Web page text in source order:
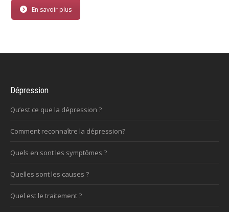
En savoir plus
Dépression
Qu’est ce que la dépression ?
Comment reconnaître la dépression?
Quels en sont les symptômes ?
Quelles sont les causes ?
Quel est le traitement ?